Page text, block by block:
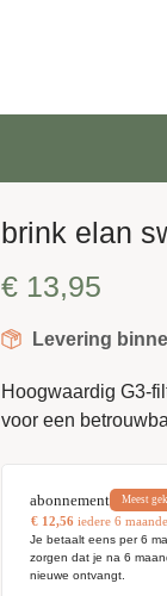
brink elan
€ 13,95
Levering
Hoogwaardig G3-
voor een
abonnement Meest
€ 12,56 iedere 6
Je betaalt eens per 6
zorgen dat je na 6
nieuwe ontvangt.